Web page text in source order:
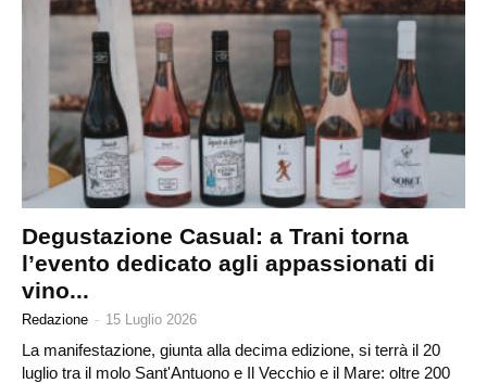
Degustazione Casual: a Trani torna
l’evento dedicato agli appassionati di
vino...
Redazione - 15 Luglio 2026
La manifestazione, giunta alla decima edizione, si terrà il 20
luglio tra il molo Sant'Antuono e Il Vecchio e il Mare: oltre 200